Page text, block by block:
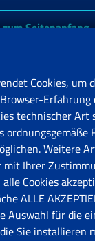
Seitenanfang
und
Freiberufler
Cookies, um
Erfahrung
technischer Art
ordnungsgemäße
Weitere
mit Ihrer
Cookies
ALLE
Auswahl für die
Sie installieren